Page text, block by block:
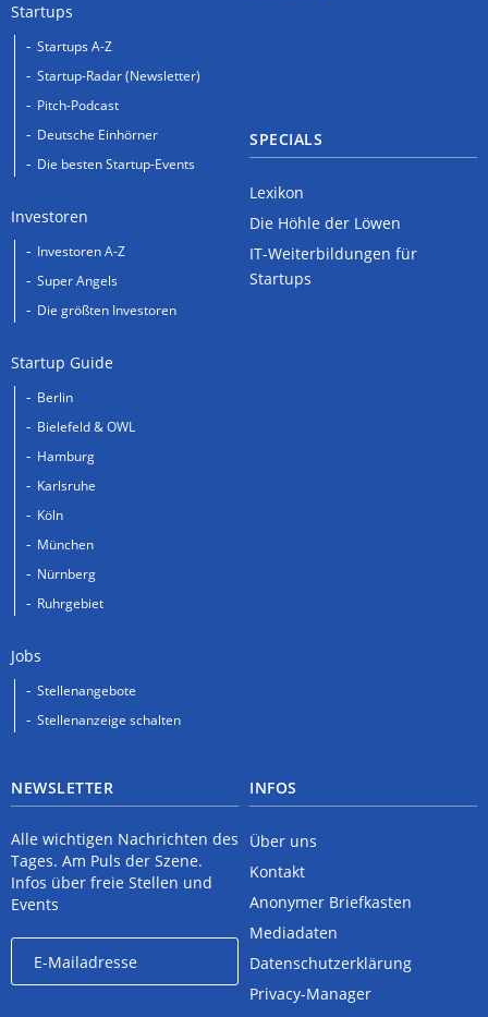
Startups
Startups A-Z
Startup-Radar (Newsletter)
Pitch-Podcast
Deutsche Einhörner
Die besten Startup-Events
Investoren
Investoren A-Z
Super Angels
Die größten Investoren
Startup Guide
Berlin
Bielefeld & OWL
Hamburg
Karlsruhe
Köln
München
Nürnberg
Ruhrgebiet
Jobs
Stellenangebote
Stellenanzeige schalten
SPECIALS
Lexikon
Die Höhle der Löwen
IT-Weiterbildungen für
Startups
NEWSLETTER
Alle wichtigen Nachrichten des
Tages. Am Puls der Szene.
Infos über freie Stellen und
Events
INFOS
Über uns
Kontakt
Anonymer Briefkasten
Mediadaten
Datenschutzerklärung
Privacy-Manager